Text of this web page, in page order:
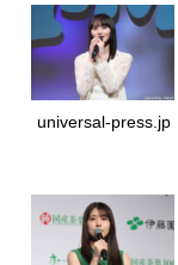
universal-press.jp